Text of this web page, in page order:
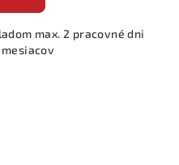
max. 2 pracovné dni